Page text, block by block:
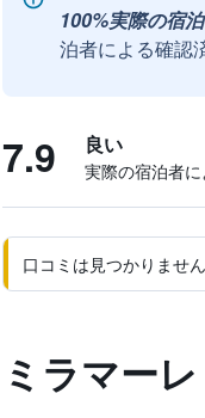
100%実際の宿泊
泊者による確認
7.9 良い
実際の宿泊者
口コミは見つかりませ
ミラマー